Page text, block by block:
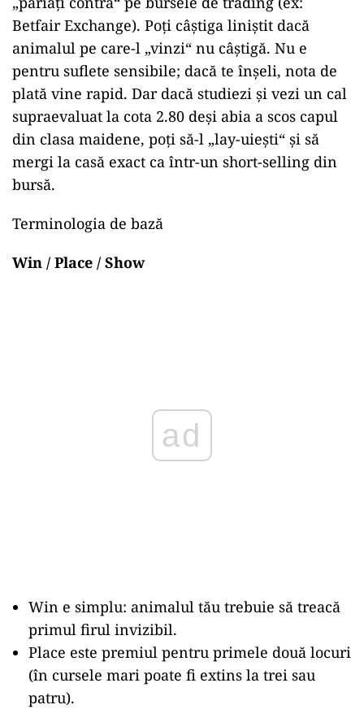
Betfair Exchange). Poți câștiga liniștit dacă
animalul pe care-l „vinzi“ nu câștigă. Nu e
pentru suflete sensibile; dacă te înșeli, nota de
plată vine rapid. Dar dacă studiezi și vezi un cal
supraevaluat la cota 2.80 deși abia a scos capul
din clasa maidene, poți să-l „lay-uiești“ și să
mergi la casă exact ca într-un short-selling din
bursă.
Terminologia de bază
Win / Place / Show
ad
Win e simplu: animalul tău trebuie să treacă
primul firul invizibil.
Place este premiul pentru primele două locuri
(în cursele mari poate fi extins la trei sau
patru).